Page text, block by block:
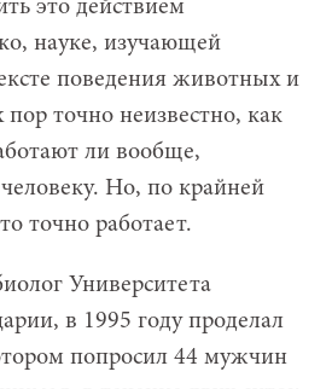
это действием
науке, изучающей
поведения животных и
точно неизвестно, как
ли вообще,
Но, по крайней
точно работает.
Университета
в 1995 году проделал
попросил 44 мужчин